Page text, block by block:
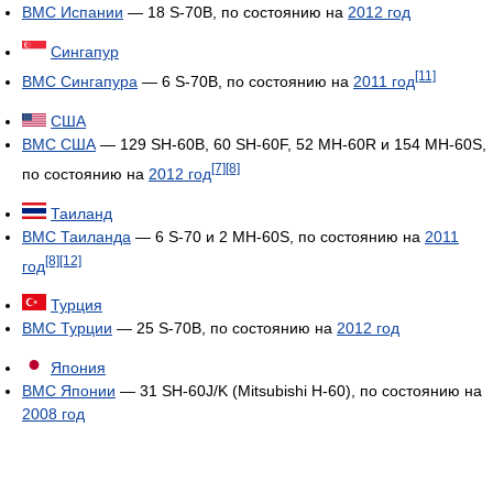
ВМС Испании — 18 S-70B, по состоянию на 2012 год
Сингапур
ВМС Сингапура — 6 S-70B, по состоянию на 2011 год [11]
США
ВМС США — 129 SH-60B, 60 SH-60F, 52 MH-60R и 154 MH-60S,
по состоянию на 2012 год [7] [8]
Таиланд
ВМС Таиланда — 6 S-70 и 2 MH-60S, по состоянию на 2011
год[8][12]
Турция
ВМС Турции — 25 S-70B, по состоянию на 2012 год
Япония
ВМС Японии — 31 SH-60J/K (Mitsubishi H-60), по состоянию на
2008 год